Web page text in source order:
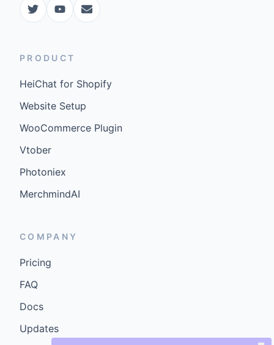
PRODUCT
HeiChat for Shopify
Website Setup
WooCommerce Plugin
Vtober
Photoniex
MerchmindAI
COMPANY
Pricing
FAQ
Docs
Updates